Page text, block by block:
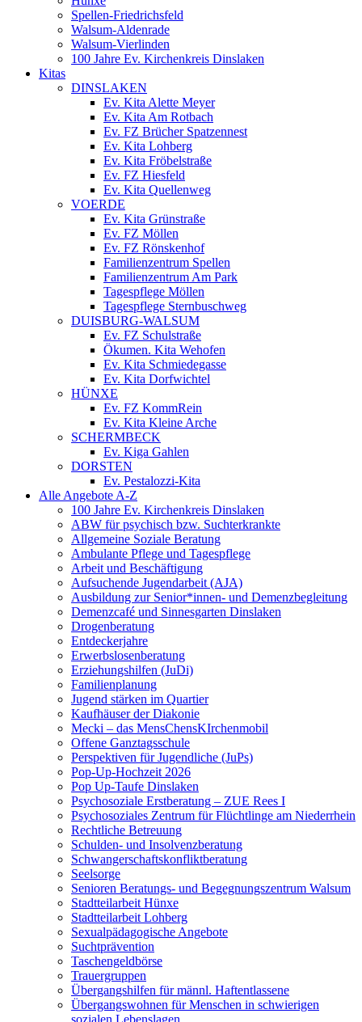
Spellen-Friedrichsfeld
Walsum-Aldenrade
Walsum-Vierlinden
100 Jahre Ev. Kirchenkreis Dinslaken
Kitas
DINSLAKEN
Ev. Kita Alette Meyer
Ev. Kita Am Rotbach
Ev. FZ Brücher Spatzennest
Ev. Kita Lohberg
Ev. Kita Fröbelstraße
Ev. FZ Hiesfeld
Ev. Kita Quellenweg
VOERDE
Ev. Kita Grünstraße
Ev. FZ Möllen
Ev. FZ Rönskenhof
Familienzentrum Spellen
Familienzentrum Am Park
Tagespflege Möllen
Tagespflege Sternbuschweg
DUISBURG-WALSUM
Ev. FZ Schulstraße
Ökumen. Kita Wehofen
Ev. Kita Schmiedegasse
Ev. Kita Dorfwichtel
HÜNXE
Ev. FZ KommRein
Ev. Kita Kleine Arche
SCHERMBECK
Ev. Kiga Gahlen
DORSTEN
Ev. Pestalozzi-Kita
Alle Angebote A-Z
100 Jahre Ev. Kirchenkreis Dinslaken
ABW für psychisch bzw. Suchterkrankte
Allgemeine Soziale Beratung
Ambulante Pflege und Tagespflege
Arbeit und Beschäftigung
Aufsuchende Jugendarbeit (AJA)
Ausbildung zur Senior*innen- und Demenzbegleitung
Demenzcafé und Sinnesgarten Dinslaken
Drogenberatung
Entdeckerjahre
Erwerbslosenberatung
Erziehungshilfen (JuDi)
Familienplanung
Jugend stärken im Quartier
Kaufhäuser der Diakonie
Mecki – das MensChensKIrchenmobil
Offene Ganztagsschule
Perspektiven für Jugendliche (JuPs)
Pop-Up-Hochzeit 2026
Pop Up-Taufe Dinslaken
Psychosoziale Erstberatung – ZUE Rees I
Psychosoziales Zentrum für Flüchtlinge am Niederrhein
Rechtliche Betreuung
Schulden- und Insolvenzberatung
Schwangerschaftskonfliktberatung
Seelsorge
Senioren Beratungs- und Begegnungszentrum Walsum
Stadtteilarbeit Hünxe
Stadtteilarbeit Lohberg
Sexualpädagogische Angebote
Suchtprävention
Taschengeldbörse
Trauergruppen
Übergangshilfen für männl. Haftentlassene
Übergangswohnen für Menschen in schwierigen
sozialen Lebenslagen